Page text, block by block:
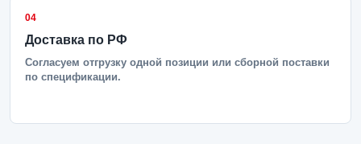
04
Доставка по РФ
Согласуем отгрузку одной позиции или сборной поставки
по спецификации.